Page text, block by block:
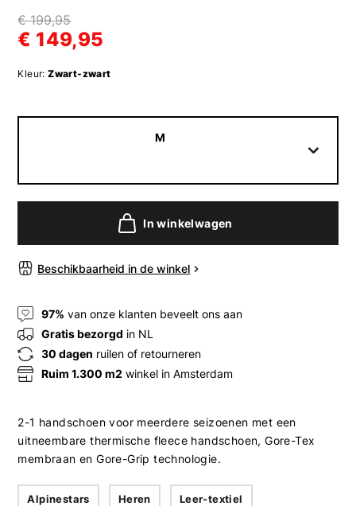
€ 199,95
€ 149,95
Kleur: Zwart-zwart
M
In winkelwagen
Beschikbaarheid in de winkel
97% van onze klanten beveelt ons aan
Gratis bezorgd in NL
30 dagen ruilen of retourneren
Ruim 1.300 m2 winkel in Amsterdam
2-1 handschoen voor meerdere seizoenen met een
uitneembare thermische fleece handschoen, Gore-Tex
membraan en Gore-Grip technologie.
Alpinestars Heren Leer-textiel